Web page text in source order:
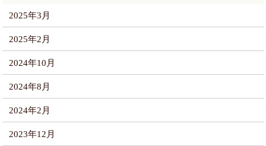
2025年3月
2025年2月
2024年10月
2024年8月
2024年2月
2023年12月